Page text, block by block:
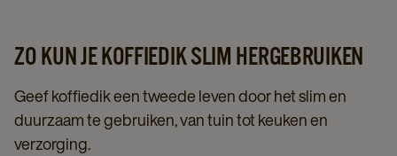
ZO KUN JE KOFFIEDIK SLIM HERGEBRUIKEN
Geef koffiedik een tweede leven door het slim en
duurzaam te gebruiken, van tuin tot keuken en
verzorging.